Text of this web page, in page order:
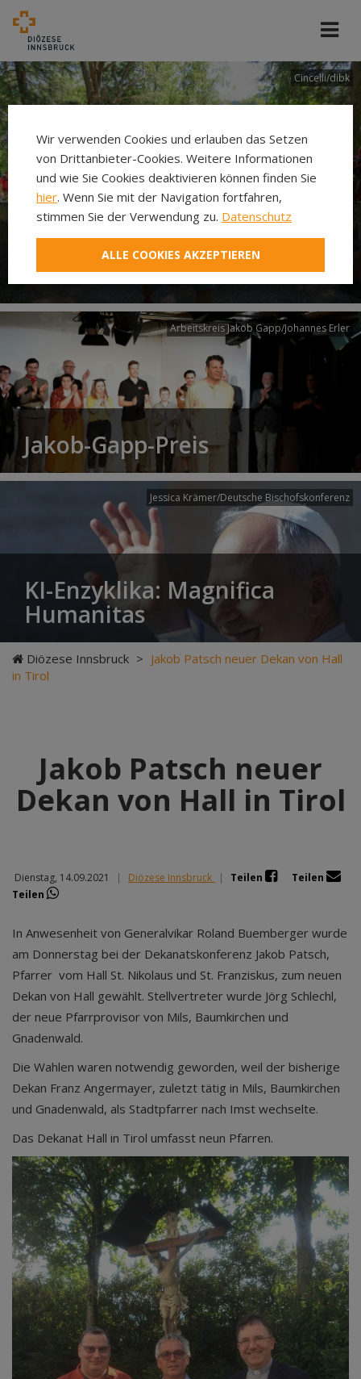
Cincelli/dibk
Neuer Pilgerweg Via
Laudato si’
Arbeitskreis Jakob Gapp/Johannes Erler
Jakob-Gapp-Preis
Jessica Krämer/Deutsche Bischofskonferenz
KI-Enzyklika: Magnifica
Humanitas
Diözese Innsbruck > Jakob Patsch neuer Dekan von Hall
in Tirol
Jakob Patsch neuer
Dekan von Hall in Tirol
Dienstag, 14.09.2021 | Diözese Innsbruck | Teilen
Teilen
Teilen
In Anwesenheit von Generalvikar Roland Buemberger wurde
am Donnerstag bei der Dekanatskonferenz Jakob Patsch,
Pfarrer vom Hall St. Nikolaus und St. Franziskus, zum neuen
Dekan von Hall gewählt. Stellvertreter wurde Jörg Schlechl,
der neue Pfarrprovisor von Mils, Baumkirchen und
Gnadenwald.
Die Wahlen waren notwendig geworden, weil der bisherige
Dekan Franz Angermayer, zuletzt tätig in Mils, Baumkirchen
und Gnadenwald, als Stadtpfarrer nach Imst wechselte.
Das Dekanat Hall in Tirol umfasst neun Pfarren.
Wir verwenden Cookies und erlauben das Setzen
von Drittanbieter-Cookies. Weitere Informationen
und wie Sie Cookies deaktivieren können finden Sie
hier. Wenn Sie mit der Navigation fortfahren,
stimmen Sie der Verwendung zu. Datenschutz
ALLE COOKIES AKZEPTIEREN